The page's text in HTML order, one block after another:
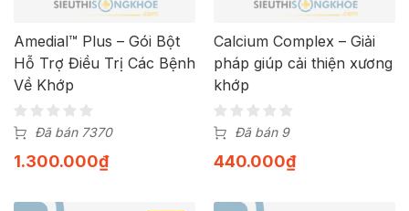
Amedial™ Plus – Gói Bột
Hỗ Trợ Điều Trị Các Bệnh
Về Khớp
Đã bán 7370
1.300.000₫
Calcium Complex – Giải
pháp giúp cải thiện xương
khớp
Đã bán 9
440.000₫